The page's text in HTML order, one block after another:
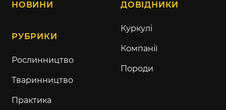
НОВИНИ
РУБРИКИ
Рослинництво
Тваринництво
Практика
ДОВІДНИКИ
Куркулі
Компанії
Породи